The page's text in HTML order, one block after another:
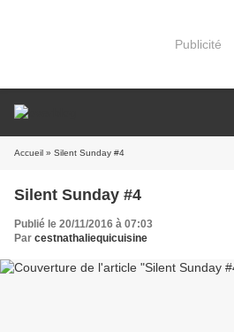
Publicité
Accueil » Silent Sunday #4
Silent Sunday #4
Publié le 20/11/2016 à 07:03
Par cestnathaliequicuisine